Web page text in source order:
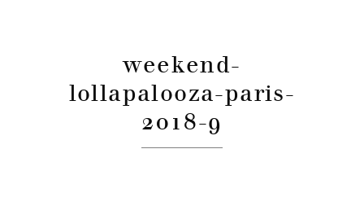
weekend-
lollapalooza-paris-
2018-9